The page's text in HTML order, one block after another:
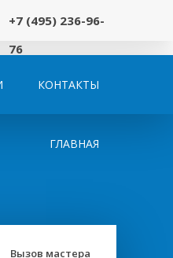
+7 (495) 236-96-
76
КОНТАКТЫ
ГЛАВНАЯ
Вызов мастера